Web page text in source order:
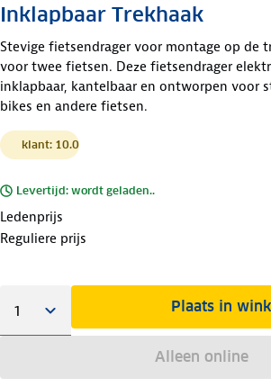
Inklapbaar Trekhaak
Stevige fietsendrager voor montage op de
voor twee fietsen. Deze fietsendrager
inklapbaar, kantelbaar en ontworpen voor
bikes en andere fietsen.
klant: 10.0
Levertijd: wordt geladen..
Ledenprijs
Reguliere prijs
Plaats in
Alleen online